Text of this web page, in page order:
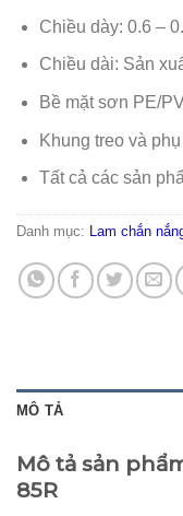
Chiều dày: 0.6 –
Chiều dài: Sản
Bề mặt sơn PE/
Khung treo và
Tất cả các sản
Danh mục: Lam chắn
MÔ TẢ
Mô tả sản
85R